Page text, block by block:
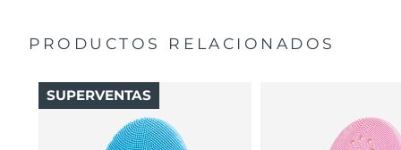
complexion.
Palm-sized, ergonomic & lightweight design. Free of
BPA & phthalates.
PRODUCTOS RELACIONADOS
SUPERVENTAS